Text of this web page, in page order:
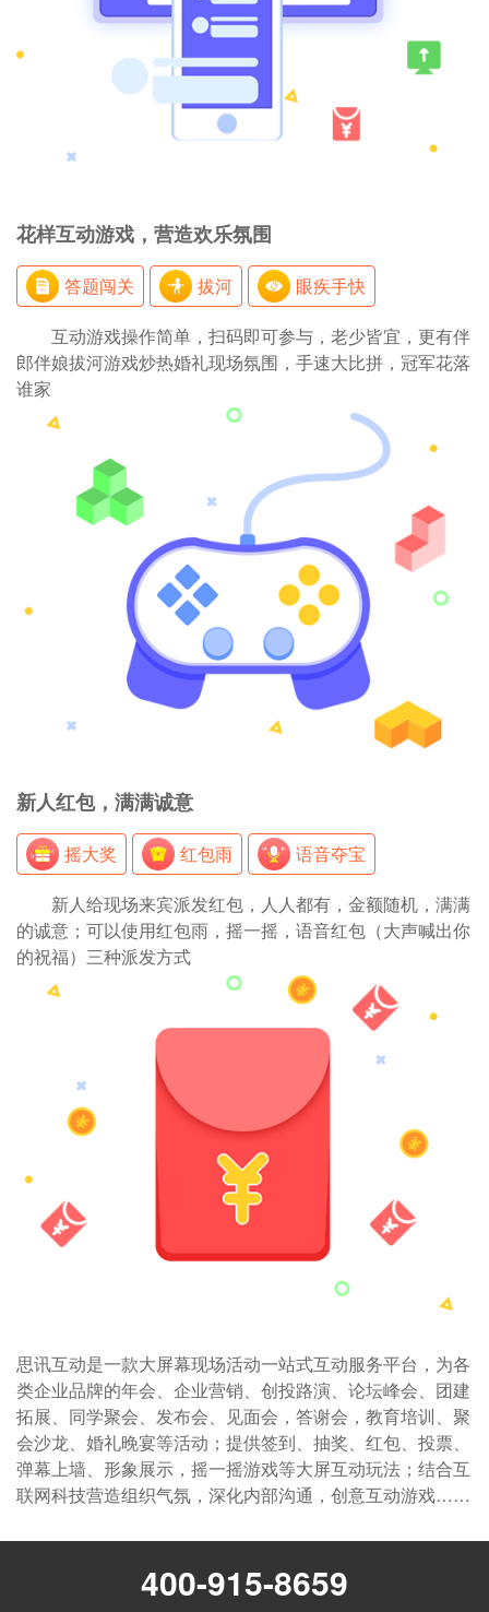
花样互动游戏，营造欢乐氛围
答题闯关 拔河
眼疾手快
互动游戏操作简单，扫码即可参与，老少皆宜，更有伴
郎伴娘拔河游戏炒热婚礼现场氛围，手速大比拼，冠军花落
谁家
新人红包，满满诚意
摇大奖 红包雨
语音夺宝
新人给现场来宾派发红包，人人都有，金额随机，满满
的诚意；可以使用红包雨，摇一摇，语音红包（大声喊出你
的祝福）三种派发方式
思讯互动是一款大屏幕现场活动一站式互动服务平台，为各
类企业品牌的年会、企业营销、创投路演、论坛峰会、团建
拓展、同学聚会、发布会、见面会，答谢会，教育培训、聚
会沙龙、婚礼晚宴等活动；提供签到、抽奖、红包、投票、
弹幕上墙、形象展示，摇一摇游戏等大屏互动玩法；结合互
联网科技营造组织气氛，深化内部沟通，创意互动游戏……
400-915-8659